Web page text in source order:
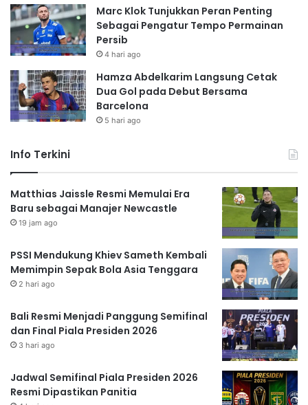
Marc Klok Tunjukkan Peran Penting
Sebagai Pengatur Tempo Permainan
Persib
4 hari ago
Hamza Abdelkarim Langsung Cetak
Dua Gol pada Debut Bersama
Barcelona
5 hari ago
Info Terkini
Matthias Jaissle Resmi Memulai Era
Baru sebagai Manajer Newcastle
19 jam ago
PSSI Mendukung Khiev Sameth Kembali
Memimpin Sepak Bola Asia Tenggara
2 hari ago
Bali Resmi Menjadi Panggung Semifinal
dan Final Piala Presiden 2026
3 hari ago
Jadwal Semifinal Piala Presiden 2026
Resmi Dipastikan Panitia